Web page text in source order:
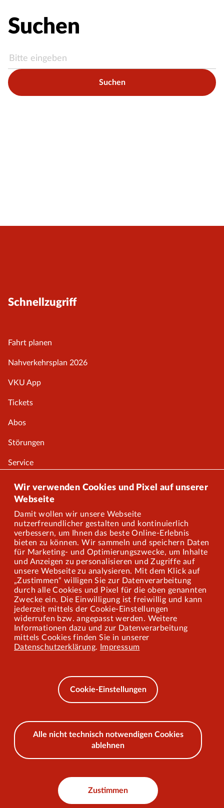
Suchen
Suchen
Wir verwenden Cookies und Pixel auf unserer
Webseite
Damit wollen wir unsere Webseite
nutzerfreundlicher gestalten und kontinuierlich
verbessern, um Ihnen das beste Online-Erlebnis
bieten zu können. Wir sammeln und speichern Daten
für Marketing- und Optimierungszwecke, um Inhalte
und Anzeigen zu personalisieren und Zugriffe auf
unsere Webseite zu analysieren. Mit dem Klick auf
„Zustimmen“ willigen Sie zur Datenverarbeitung
durch alle Cookies und Pixel für die oben genannten
Zwecke ein. Die Einwilligung ist freiwillig und kann
jederzeit mittels der Cookie-Einstellungen
widerrufen bzw. angepasst werden. Weitere
Informationen dazu und zur Datenverarbeitung
mittels Cookies finden Sie in unserer
Datenschutzerklärung. Impressum
Cookie-Einstellungen
Alle nicht technisch notwendigen Cookies
ablehnen
Zustimmen
Schnellzugriff
Fahrt planen
Nahverkehrsplan 2026
VKU App
Tickets
Abos
Störungen
Service
Onlineshop
Über uns
Karriere
Presse
Mitarbeiterportal
Barrierefreiheit
Mobilität lernen